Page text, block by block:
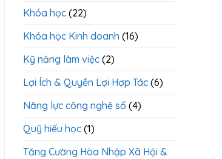
Khóa học(22)
Khóa học Kinh doanh (16)
Kỹ năng làm việc(2)
Lợi Ích & Quyền Lợi Hợp Tác(6)
Năng lực công nghệ số (4)
Quỹ hiếu học(1)
Tăng Cường Hòa Nhập Xã Hội &